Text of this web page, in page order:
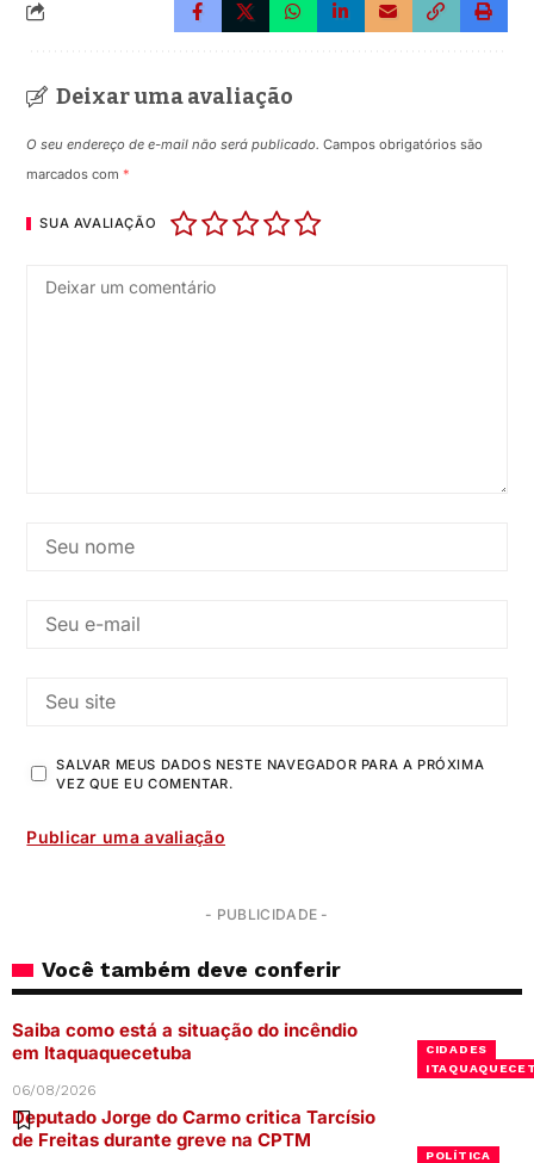
Deixar uma avaliação
O seu endereço de e-mail não será publicado. Campos obrigatórios são
marcados com*
SUA AVALIAÇÃO
SALVAR MEUS DADOS NESTE NAVEGADOR PARA A PRÓXIMA
VEZ QUE EU COMENTAR.
- PUBLICIDADE -
Você também deve conferir
CIDADES
Saiba como está a situação do incêndio
em Itaquaquecetuba
06/08/2026
POLÍTICA
Deputado Jorge do Carmo critica Tarcísio
de Freitas durante greve na CPTM